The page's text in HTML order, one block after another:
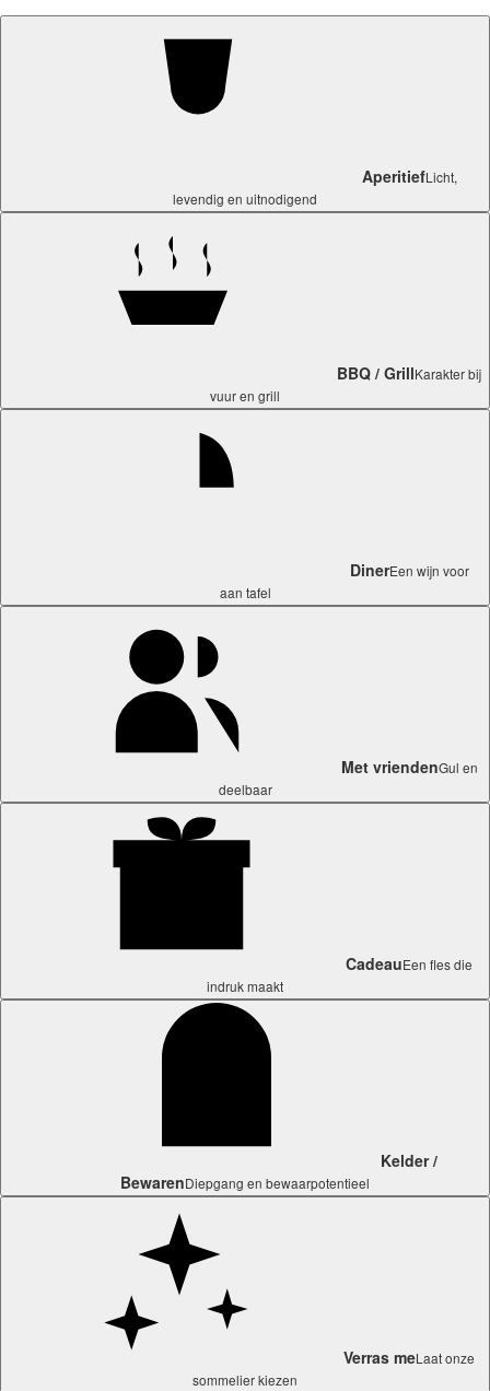
AperitiefLicht,
levendig en uitnodigend
BBQ / GrillKarakter bij
vuur en grill
DinerEen wijn voor
aan tafel
Met vriendenGul en
deelbaar
CadeauEen fles die
indruk maakt
Kelder /
BewarenDiepgang en bewaarpotentieel
Verras meLaat onze
sommelier kiezen